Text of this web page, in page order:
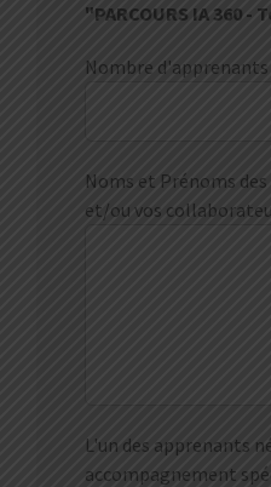
"PARCOURS IA 360
Nombre d'apprenants
Noms et Prénoms
et/ou vos
L'un des apprenants
accompagnement